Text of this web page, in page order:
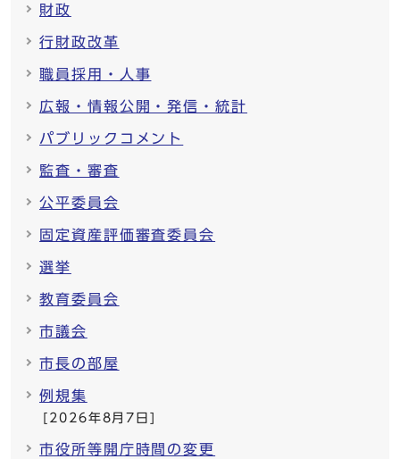
財政
行財政改革
職員採用・人事
広報・情報公開・発信・統計
パブリックコメント
監査・審査
公平委員会
固定資産評価審査委員会
選挙
教育委員会
市議会
市長の部屋
例規集
[2026年8月7日]
市役所等開庁時間の変更